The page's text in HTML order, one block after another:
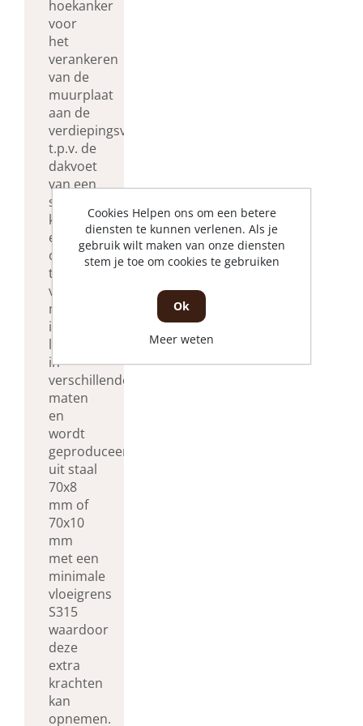
hoekanker
voor
het
verankeren
van de
muurplaat
aan de
verdiepingsvloer
t.p.v. de
dakvoet
van een
schuine
kap. De
electrolytisch
of
thermisch
verzinkte
muurplaathoek
is
leverbaar
in
verschillende
maten
en
wordt
geproduceerd
uit staal
70x8
mm of
70x10
mm
met een
minimale
vloeigrens
S315
waardoor
deze
extra
krachten
kan
opnemen.
Cookies Helpen ons om een betere
diensten te kunnen verlenen. Als je
gebruik wilt maken van onze diensten
stem je toe om cookies te gebruiken
Ok
Meer weten